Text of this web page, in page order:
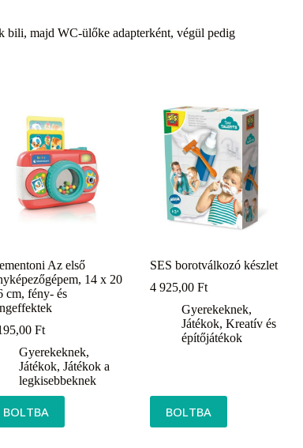
bili, majd WC-ülőke adapterként, végül pedig
Az első
14 x 20
cm, fény- és
Ft
Gyerekeknek,
Játékok,Játékok a
legkisebbeknek
BOLTBA
SES borotválkozó készlet
4 925,00Ft
Gyerekeknek,
Játékok,Kreatív és
építőjátékok
BOLTBA